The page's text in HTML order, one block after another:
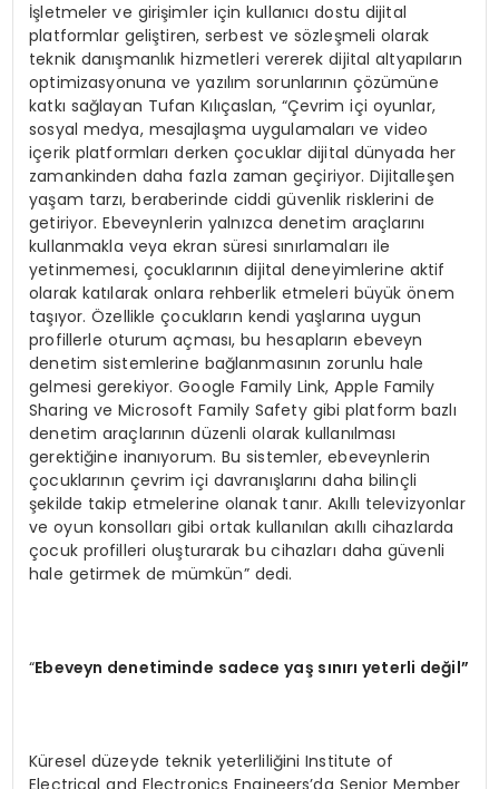
İşletmeler ve girişimler için kullanıcı dostu dijital
platformlar geliştiren, serbest ve sözleşmeli olarak
teknik danışmanlık hizmetleri vererek dijital altyapıların
optimizasyonuna ve yazılım sorunlarının çözümüne
katkı sağlayan Tufan Kılıçaslan, “Çevrim içi oyunlar,
sosyal medya, mesajlaşma uygulamaları ve video
içerik platformları derken çocuklar dijital dünyada her
zamankinden daha fazla zaman geçiriyor. Dijitalleşen
yaşam tarzı, beraberinde ciddi güvenlik risklerini de
getiriyor. Ebeveynlerin yalnızca denetim araçlarını
kullanmakla veya ekran süresi sınırlamaları ile
yetinmemesi, çocuklarının dijital deneyimlerine aktif
olarak katılarak onlara rehberlik etmeleri büyük önem
taşıyor. Özellikle çocukların kendi yaşlarına uygun
profillerle oturum açması, bu hesapların ebeveyn
denetim sistemlerine bağlanmasının zorunlu hale
gelmesi gerekiyor. Google Family Link, Apple Family
Sharing ve Microsoft Family Safety gibi platform bazlı
denetim araçlarının düzenli olarak kullanılması
gerektiğine inanıyorum. Bu sistemler, ebeveynlerin
çocuklarının çevrim içi davranışlarını daha bilinçli
şekilde takip etmelerine olanak tanır. Akıllı televizyonlar
ve oyun konsolları gibi ortak kullanılan akıllı cihazlarda
çocuk profilleri oluşturarak bu cihazları daha güvenli
hale getirmek de mümkün” dedi.
“Ebeveyn denetiminde sadece yaş sınırı yeterli değil”
Küresel düzeyde teknik yeterliliğini Institute of